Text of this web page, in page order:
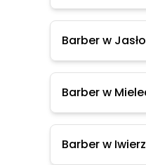
Barber w Jasło
Barber w
Barber w